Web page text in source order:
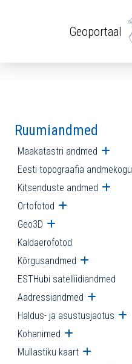
Geoportaal
Ruumiandmed
Maakatastri andmed Ava
Eesti topograafia andmekogu
Kitsenduste andmed Ava
Ortofotod Ava
Geo3D Ava alammenüü
Kaldaerofotod
Kõrgusandmed Ava
ESTHubi satelliidiandmed
Aadressiandmed Ava
Haldus- ja asustusjaotus
Kohanimed Ava
Mullastiku kaart Ava